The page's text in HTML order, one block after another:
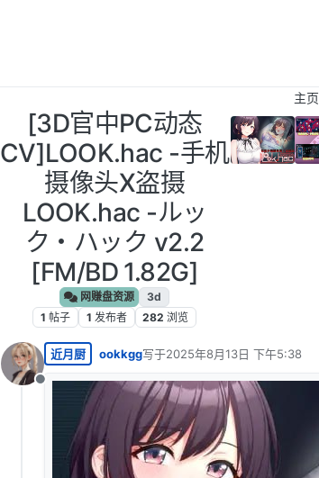
主页
[3D官中PC动态
CV]LOOK.hac -手机
摄像头X盗摄
LOOK.hac -ルッ
ク・ハック v2.2
[FM/BD 1.82G]
网赚盘资源
3d
1 帖子 1 发布者 282 浏览
离线
近月厨 ookkgg写于2025年8月13日 下午5:38
最后由 编辑